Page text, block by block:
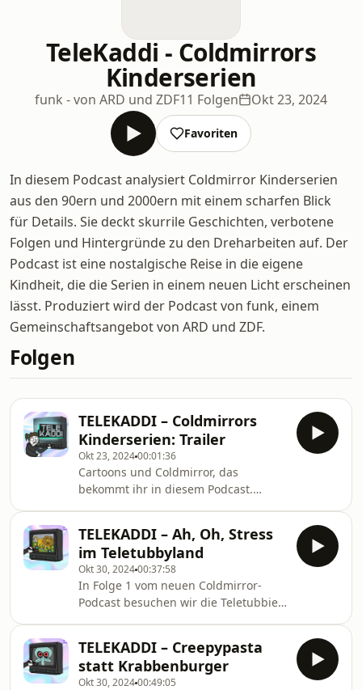
TeleKaddi - Coldmirrors
Kinderserien
funk - von ARD und ZDF11 Folgen Okt 23, 2024
Favoriten
In diesem Podcast analysiert Coldmirror Kinderserien
aus den 90ern und 2000ern mit einem scharfen Blick
für Details. Sie deckt skurrile Geschichten, verbotene
Folgen und Hintergründe zu den Dreharbeiten auf. Der
Podcast ist eine nostalgische Reise in die eigene
Kindheit, die die Serien in einem neuen Licht erscheinen
lässt. Produziert wird der Podcast von funk, einem
Gemeinschaftsangebot von ARD und ZDF.
Folgen
TELEKADDI – Coldmirrors
Kinderserien: Trailer
Okt 23, 202400:01:36
Cartoons und Coldmirror, das
bekommt ihr in diesem Podcast.
was wir alle gesehen, aber nicht
*GESEHEN* haben. Vielleicht seht ihr
eure Kindheitshelden danach mit
anderen Augen – auf jeden Fall mit
viereckigen! ► Coldmirror ist seit dem
29.09.2016 Teil von #funk. YouTube:
https://www.youtube.com/funkofficial
funk Web-App:
TELEKADDI – Ah, Oh, Stress
im Teletubbyland
Okt 30, 202400:37:58
In Folge 1 vom neuen Coldmirror-
Podcast besuchen wir die Teletubbies.
FOLGE und um ein sehr teures Loch.
TELEKADDI – Creepypasta
statt Krabbenburger
Okt 30, 202400:49:05